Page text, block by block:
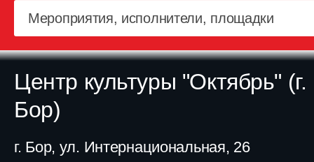
Центр культуры "Октябрь" (г.
Бор)
г. Бор, ул. Интернациональная, 26